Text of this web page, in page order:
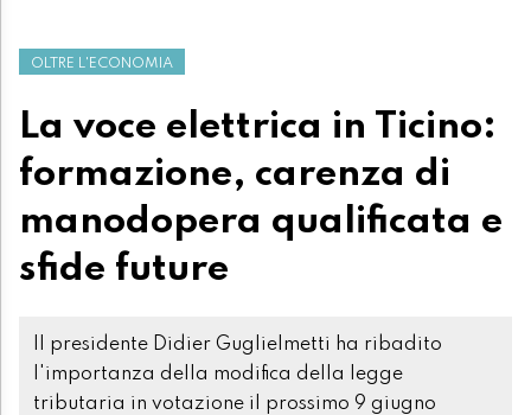
OLTRE L'ECONOMIA
La voce elettrica in Ticino:
formazione, carenza di
manodopera qualificata e
sfide future
Il presidente Didier Guglielmetti ha ribadito
l'importanza della modifica della legge
tributaria in votazione il prossimo 9 giugno